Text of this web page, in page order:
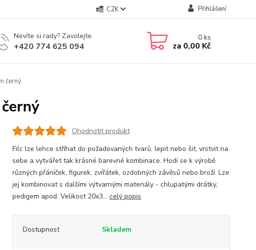
CZK Přihlášení
Nevíte si rady? Zavolejte.
+420 774 625 094
0ks
za 0,00 Kč
černý
Ohodnotit produkt
Filc lze lehce stříhat do požadovaných tvarů, lepit nebo šit, vrstvit na
sebe a vytvářet tak krásné barevné kombinace. Hodí se k výrobě
různých přáníček, figurek, zvířátek, ozdobných závěsů nebo broží. Lze
jej kombinovat s dalšími výtvarnými materiály - chlupatými drátky,
pedigem apod. Velikost 20x3... celý popis
Dostupnost Skladem